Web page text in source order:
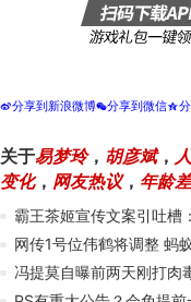
t分享到新浪微博w分享到微信z
关于易梦玲， 胡彦斌，
变化， 网友热议， 年龄差
霸王茶姬宣传文案引吐槽
网传1号位伟鹤将调整 蚂
冯提莫自曝前两天刚打肉